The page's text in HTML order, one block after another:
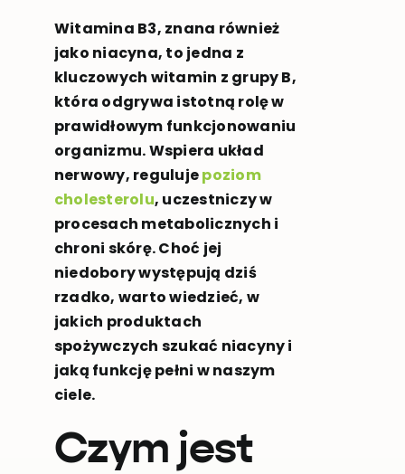
Witamina B3, znana również
jako niacyna, to jedna z
kluczowych witamin z grupy B,
która odgrywa istotną rolę w
prawidłowym funkcjonowaniu
organizmu. Wspiera układ
nerwowy, regulujepoziom
cholesterolu, uczestniczy w
procesach metabolicznych i
chroni skórę. Choć jej
niedobory występują dziś
rzadko, warto wiedzieć, w
jakich produktach
spożywczych szukać niacyny i
jaką funkcję pełni w naszym
ciele.
Czym jest